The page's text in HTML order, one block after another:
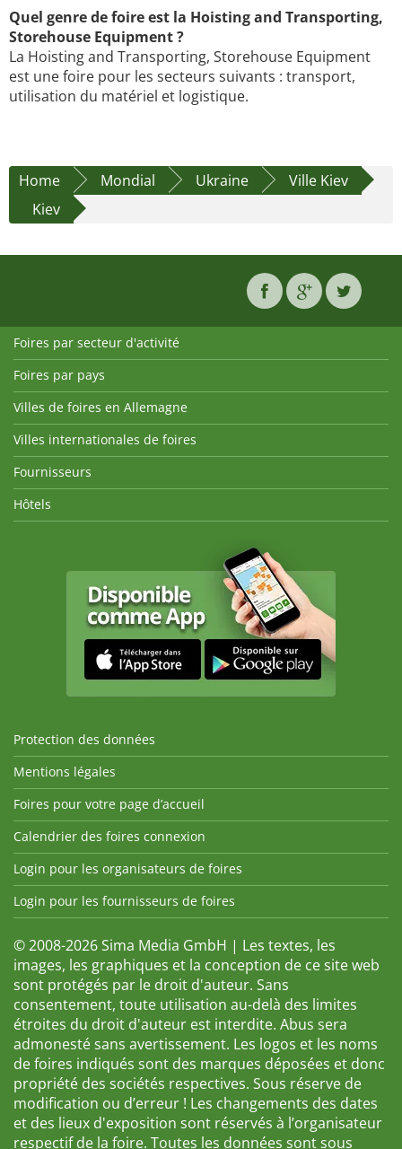
Quel genre de foire est la Hoisting and Transporting,
Storehouse Equipment ?
La Hoisting and Transporting, Storehouse Equipment
est une foire pour les secteurs suivants : transport,
utilisation du matériel et logistique.
Home Mondial Ukraine
Ville Kiev
Kiev
Foires par secteur d'activité
Foires par pays
Villes de foires en Allemagne
Villes internationales de foires
Fournisseurs
Hôtels
Protection des données
Mentions légales
Foires pour votre page d’accueil
Calendrier des foires connexion
Login pour les organisateurs de foires
Login pour les fournisseurs de foires
© 2008-2026 Sima Media GmbH | Les textes, les
images, les graphiques et la conception de ce site web
sont protégés par le droit d'auteur. Sans
consentement, toute utilisation au-delà des limites
étroites du droit d'auteur est interdite. Abus sera
admonesté sans avertissement. Les logos et les noms
de foires indiqués sont des marques déposées et donc
propriété des sociétés respectives. Sous réserve de
modification ou d’erreur ! Les changements des dates
et des lieux d'exposition sont réservés à l’organisateur
respectif de la foire. Toutes les données sont sous